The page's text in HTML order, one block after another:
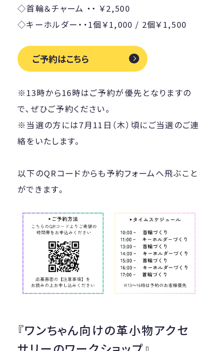
◇首輪＆チャーム ・・ ￥2,500
◇キーホルダー・・1個￥1,000 / 2個￥1,500
ご予約はこちら
※13時から16時はご予約が優先となりますの
で、ぜひご予約ください。
※当選の方には7月11日（木）頃にご当選のご連
絡をいたします。
以下のQRコードからも予約フォームへ飛ぶこと
ができます。
『ワンちゃん向けの革小物アクセ